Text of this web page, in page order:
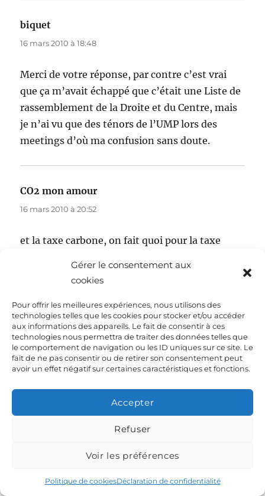
Gérer le consentement aux
cookies
Pour offrir les meilleures expériences, nous utilisons des
technologies telles que les cookies pour stocker et/ou accéder
aux informations des appareils. Le fait de consentir à ces
technologies nous permettra de traiter des données telles que
le comportement de navigation ou les ID uniques sur ce site. Le
fait de ne pas consentir ou de retirer son consentement peut
avoir un effet négatif sur certaines caractéristiques et fonctions.
Accepter
Refuser
Voir les préférences
Politique de cookiesDéclaration de confidentialité
biquet
16 mars 2010 à 18:48
Merci de votre réponse, par contre c’est vrai
que ça m’avait échappé que c’était une Liste de
rassemblement de la Droite et du Centre, mais
je n’ai vu que des ténors de l’UMP lors des
meetings d’où ma confusion sans doute.
CO2 mon amour
16 mars 2010 à 20:52
et la taxe carbone, on fait quoi pour la taxe
Désabusédit :
17 mars 2010 à 6:58
La démocratie mérite mieux que la pitoyeuse
soirée des résultats de dimanche soir . Le
Coaching sur les arguments du taux
d’absention est poussé à l’extrème et n’insite
La majorité à suivre les directives de son leader
les discours de campagne et les actes a force de